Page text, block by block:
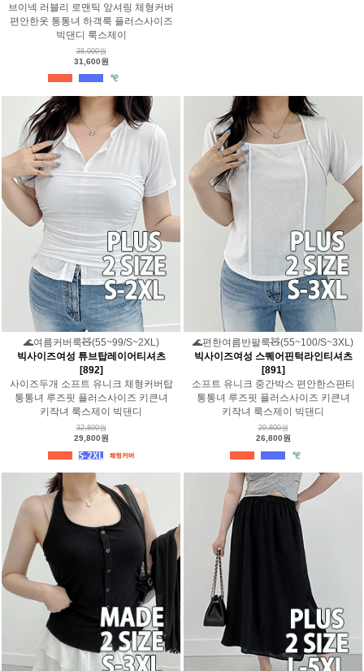
브이넥 러블리 로맨틱 앞셔링 체형커버
편안한옷 통통녀 하객룩 플러스사이즈
빅댄디 룩스제이
38,000원
31,600원
🌊여름커버룩🧸(55~99/S~2XL)
빅사이즈여성 튜브탑레이어티셔츠
[892]
사이즈두개 소프트 유니크 체형커버탑
통통녀 루즈핏 플러스사이즈 키큰녀
키작녀 룩스제이 빅댄디
32,800원
29,800원
🌊편한여름반팔룩🧸(55~100/S~3XL)
빅사이즈여성 스퀘어핀턱라인티셔츠
[891]
소프트 유니크 중간박스 편안한스판티
통통녀 루즈핏 플러스사이즈 키큰녀
키작녀 룩스제이 빅댄디
29,800원
26,800원